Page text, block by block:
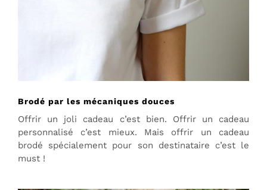
Brodé par les mécaniques douces
Offrir un joli cadeau c’est bien. Offrir un cadeau
personnalisé c’est mieux. Mais offrir un cadeau
brodé spécialement pour son destinataire c’est le
must !